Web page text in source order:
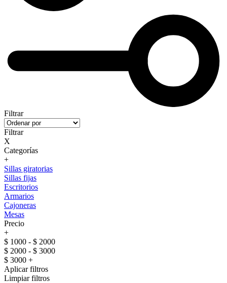
Filtrar
Filtrar
X
Categorías
+
Sillas giratorias
Sillas fijas
Escritorios
Armarios
Cajoneras
Mesas
Precio
+
$ 1000 - $ 2000
$ 2000 - $ 3000
$ 3000 +
Aplicar filtros
Limpiar filtros